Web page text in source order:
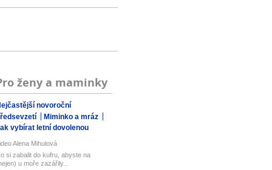
ženy a maminky
novoroční
Miminko a mráz
vybírat letní dovolenou
Alena Mihulová
si zabalit do kufru, abyste na
u moře zazářily...